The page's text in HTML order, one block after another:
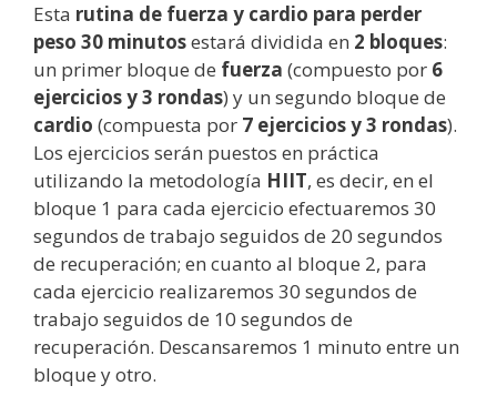
Esta rutina de fuerza y cardio para perder
peso 30 minutosestará dividida en 2 bloques:
un primer bloque de fuerza (compuesto por 6
ejercicios y 3 rondas) y un segundo bloque de
cardio (compuesta por 7 ejercicios y 3 rondas).
Los ejercicios serán puestos en práctica
utilizando la metodología HIIT, es decir, en el
bloque 1 para cada ejercicio efectuaremos 30
segundos de trabajo seguidos de 20 segundos
de recuperación; en cuanto al bloque 2, para
cada ejercicio realizaremos 30 segundos de
trabajo seguidos de 10 segundos de
recuperación. Descansaremos 1 minuto entre un
bloque y otro.